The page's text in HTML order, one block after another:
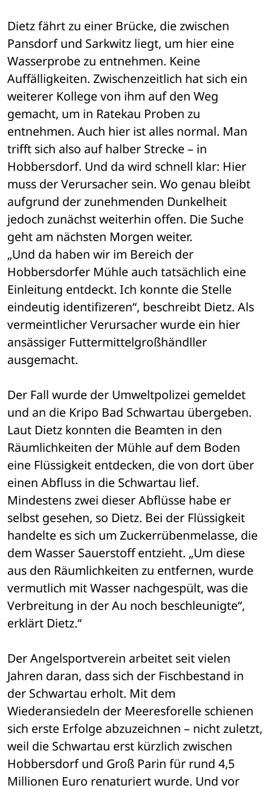
Dietz fährt zu einer Brücke, die zwischen
Pansdorf und Sarkwitz liegt, um hier eine
Wasserprobe zu entnehmen. Keine
Auffälligkeiten. Zwischenzeitlich hat sich ein
weiterer Kollege von ihm auf den Weg
gemacht, um in Ratekau Proben zu
entnehmen. Auch hier ist alles normal. Man
trifft sich also auf halber Strecke – in
Hobbersdorf. Und da wird schnell klar: Hier
muss der Verursacher sein. Wo genau bleibt
aufgrund der zunehmenden Dunkelheit
jedoch zunächst weiterhin offen. Die Suche
geht am nächsten Morgen weiter.
„Und da haben wir im Bereich der
Hobbersdorfer Mühle auch tatsächlich eine
Einleitung entdeckt. Ich konnte die Stelle
eindeutig identifizeren“, beschreibt Dietz. Als
vermeintlicher Verursacher wurde ein hier
ansässiger Futtermittelgroßhändller
ausgemacht.
Der Fall wurde der Umweltpolizei gemeldet
und an die Kripo Bad Schwartau übergeben.
Laut Dietz konnten die Beamten in den
Räumlichkeiten der Mühle auf dem Boden
eine Flüssigkeit entdecken, die von dort über
einen Abfluss in die Schwartau lief.
Mindestens zwei dieser Abflüsse habe er
selbst gesehen, so Dietz. Bei der Flüssigkeit
handelte es sich um Zuckerrübenmelasse, die
dem Wasser Sauerstoff entzieht. „Um diese
aus den Räumlichkeiten zu entfernen, wurde
vermutlich mit Wasser nachgespült, was die
Verbreitung in der Au noch beschleunigte“,
erklärt Dietz.“
Der Angelsportverein arbeitet seit vielen
Jahren daran, dass sich der Fischbestand in
der Schwartau erholt. Mit dem
Wiederansiedeln der Meeresforelle schienen
sich erste Erfolge abzuzeichnen – nicht zuletzt,
weil die Schwartau erst kürzlich zwischen
Hobbersdorf und Groß Parin für rund 4,5
Millionen Euro renaturiert wurde. Und vor